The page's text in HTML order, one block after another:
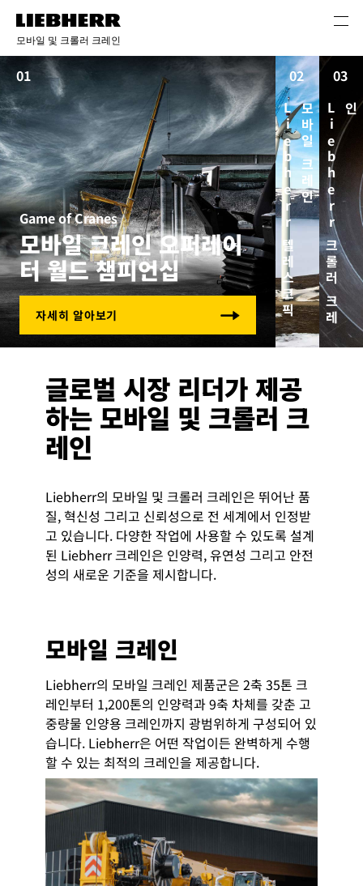
콘텐츠로 건너뛰기
모바일 및 크롤러 크레인
01
Game of Cranes
모바일 크레인 오퍼레이
터 월드 챔피언십
02
L
i
e
b
h
e
r
r
텔
레
스
코
픽
모
바
일
크
레인
03
L
i
e
b
h
e
r
r
크
롤
러
크
레 인
글로벌 시장 리더가 제공
하는 모바일 및 크롤러 크
레인
Liebherr의 모바일 및 크롤러 크레인은 뛰어난 품
질, 혁신성 그리고 신뢰성으로 전 세계에서 인정받
고 있습니다. 다양한 작업에 사용할 수 있도록 설계
된 Liebherr 크레인은 인양력, 유연성 그리고 안전
성의 새로운 기준을 제시합니다.
모바일 크레인
Liebherr의 모바일 크레인 제품군은 2축 35톤 크
레인부터 1,200톤의 인양력과 9축 차체를 갖춘 고
중량물 인양용 크레인까지 광범위하게 구성되어 있
습니다. Liebherr은 어떤 작업이든 완벽하게 수행
할 수 있는 최적의 크레인을 제공합니다.